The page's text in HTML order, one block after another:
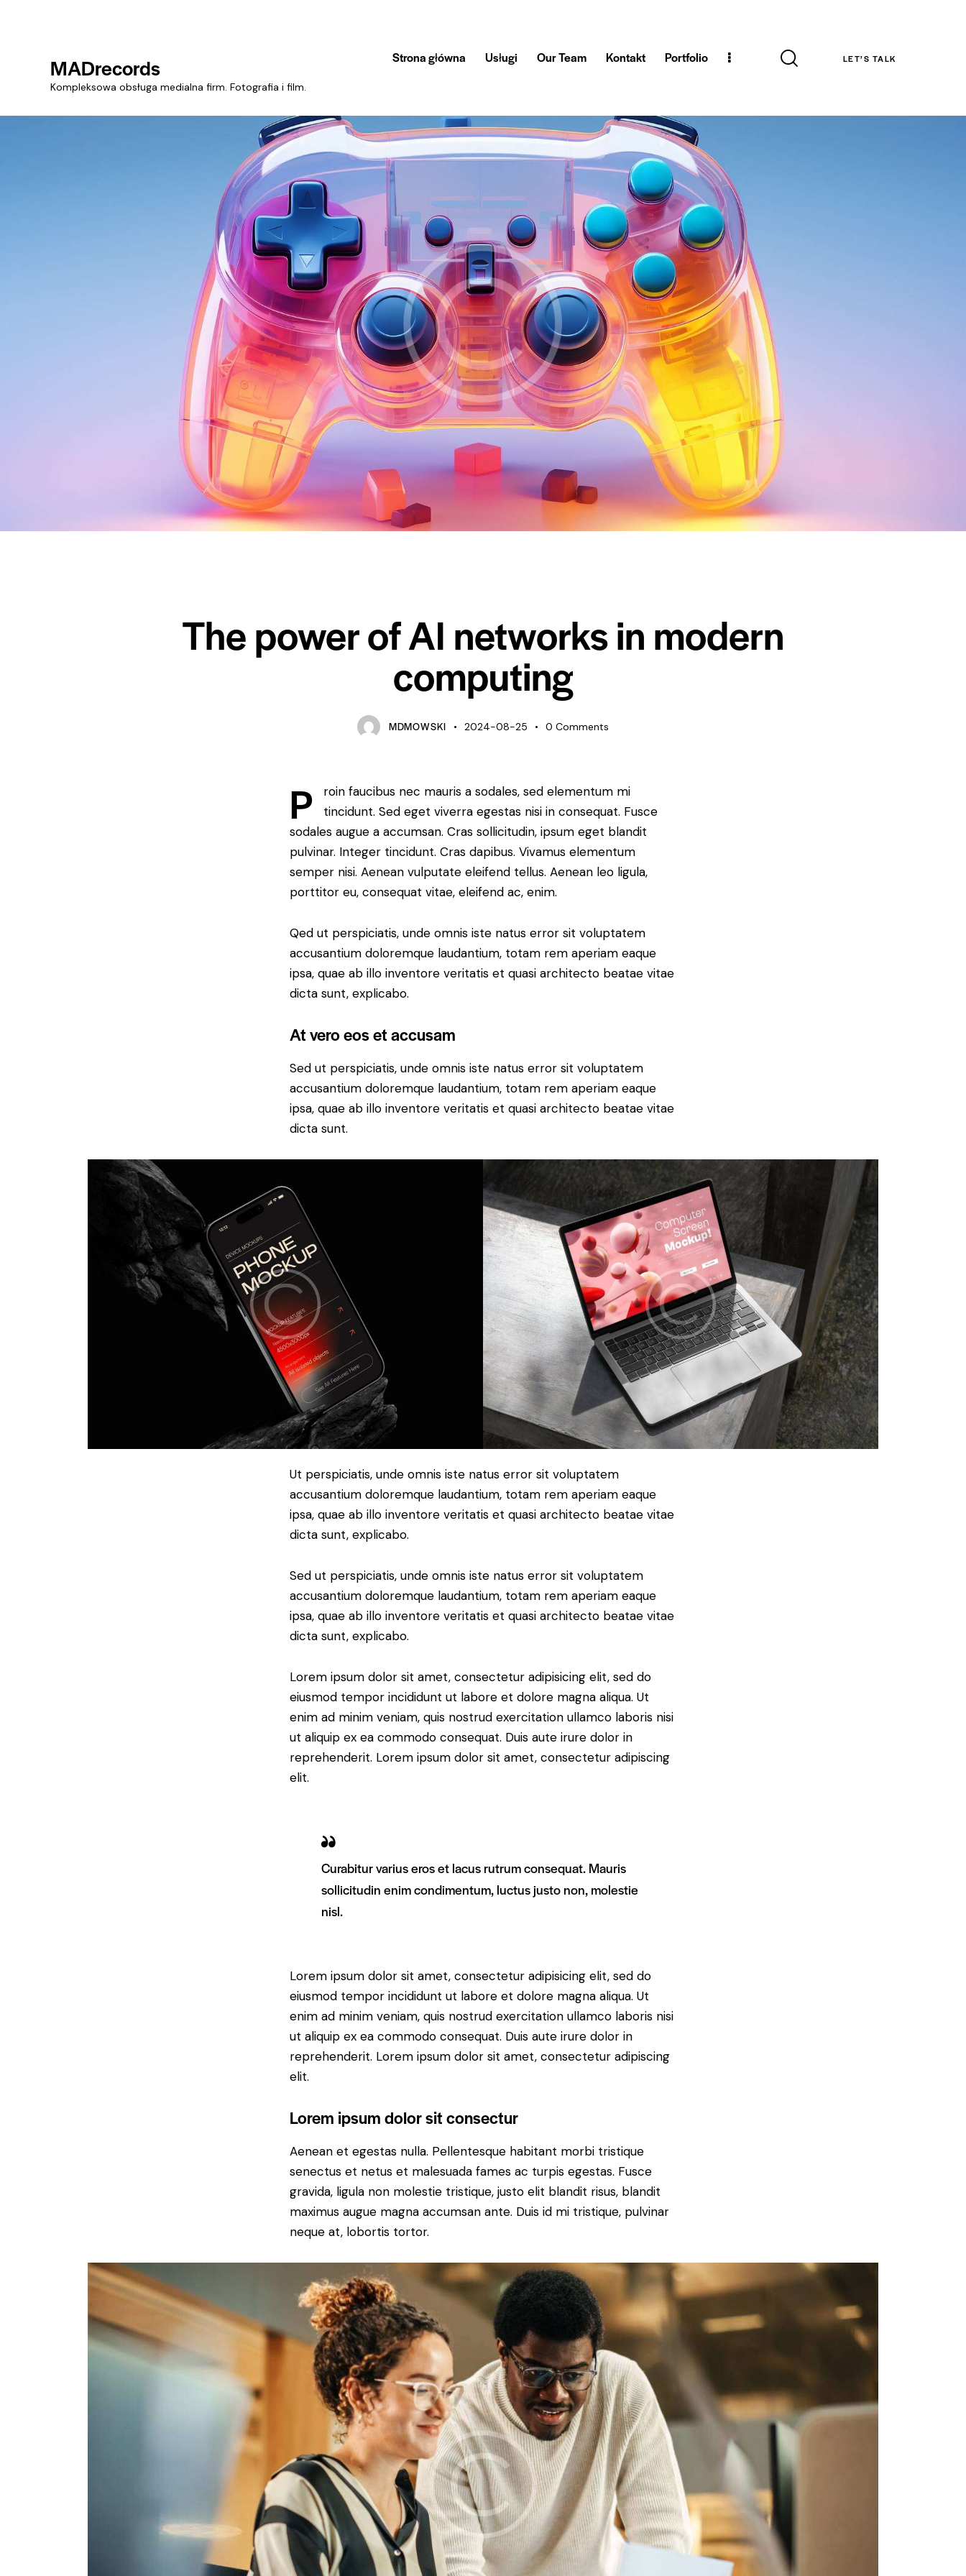
MADrecords
Kompleksowa obsługa medialna firm. Fotografia i film.
Strona główna Usługi Our Team Kontakt Portfolio LET’S TALK
The power of AI networks in modern
computing
MDMOWSKI 2024-08-25 0 Comments
P
roin faucibus nec mauris a sodales, sed elementum mi
tincidunt. Sed eget viverra egestas nisi in consequat. Fusce
sodales augue a accumsan. Cras sollicitudin, ipsum eget blandit
pulvinar. Integer tincidunt. Cras dapibus. Vivamus elementum
semper nisi. Aenean vulputate eleifend tellus. Aenean leo ligula,
porttitor eu, consequat vitae, eleifend ac, enim.
Qed ut perspiciatis, unde omnis iste natus error sit voluptatem
accusantium doloremque laudantium, totam rem aperiam eaque
ipsa, quae ab illo inventore veritatis et quasi architecto beatae vitae
dicta sunt, explicabo.
At vero eos et accusam
Sed ut perspiciatis, unde omnis iste natus error sit voluptatem
accusantium doloremque laudantium, totam rem aperiam eaque
ipsa, quae ab illo inventore veritatis et quasi architecto beatae vitae
dicta sunt.
Ut perspiciatis, unde omnis iste natus error sit voluptatem
accusantium doloremque laudantium, totam rem aperiam eaque
ipsa, quae ab illo inventore veritatis et quasi architecto beatae vitae
dicta sunt, explicabo.
Sed ut perspiciatis, unde omnis iste natus error sit voluptatem
accusantium doloremque laudantium, totam rem aperiam eaque
ipsa, quae ab illo inventore veritatis et quasi architecto beatae vitae
dicta sunt, explicabo.
Lorem ipsum dolor sit amet, consectetur adipisicing elit, sed do
eiusmod tempor incididunt ut labore et dolore magna aliqua. Ut
enim ad minim veniam, quis nostrud exercitation ullamco laboris nisi
ut aliquip ex ea commodo consequat. Duis aute irure dolor in
reprehenderit. Lorem ipsum dolor sit amet, consectetur adipiscing
elit.
Curabitur varius eros et lacus rutrum consequat. Mauris
sollicitudin enim condimentum, luctus justo non, molestie
nisl.
Lorem ipsum dolor sit amet, consectetur adipisicing elit, sed do
eiusmod tempor incididunt ut labore et dolore magna aliqua. Ut
enim ad minim veniam, quis nostrud exercitation ullamco laboris nisi
ut aliquip ex ea commodo consequat. Duis aute irure dolor in
reprehenderit. Lorem ipsum dolor sit amet, consectetur adipiscing
elit.
Lorem ipsum dolor sit consectur
Aenean et egestas nulla. Pellentesque habitant morbi tristique
senectus et netus et malesuada fames ac turpis egestas. Fusce
gravida, ligula non molestie tristique, justo elit blandit risus, blandit
maximus augue magna accumsan ante. Duis id mi tristique, pulvinar
neque at, lobortis tortor.